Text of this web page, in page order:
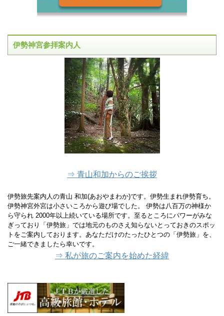
伊勢神宮参拝案内人
⇒ 青山和加からのご挨拶
伊勢旅先案内人の青山 和加(あおやまわか)です。伊勢生まれ伊勢育ち。
伊勢神宮外宮は小さいころから遊び場でした。 伊勢は八百万の神様か
ら守られ 2000年以上続いている場所です。至るところにパワーがみな
ぎっており「伊勢旅」では地元のものさえ知らないとっておきのスポッ
トをご案内しております。あなただけのたったひとつの「伊勢旅」を、
ご一緒できましたら幸いです。
⇒ 私が旅のご案内を始めた経緯